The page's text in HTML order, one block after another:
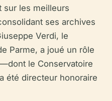
sur les meilleurs
ses archives
Verdi, le
Parme, a joué un rôle
le Conservatoire
été directeur honoraire